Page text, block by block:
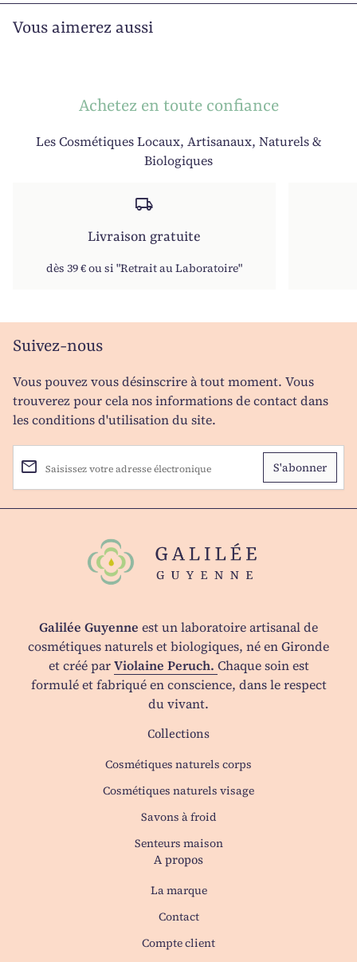
Vous aimerez aussi
Achetez en toute confiance
Les Cosmétiques Locaux, Artisanaux, Naturels &
Biologiques
local_shipping
Livraison gratuite
dès 39 € ou si "Retrait au Laboratoire"
Suivez-nous
Vous pouvez vous désinscrire à tout moment. Vous
trouverez pour cela nos informations de contact dans
les conditions d'utilisation du site.
Saisissez votre adresse électronique
email
Accueil
Galilée Guyenne est un laboratoire artisanal de
cosmétiques naturels et biologiques, né en Gironde
et créé parViolaine Peruch. Chaque soin est
formulé et fabriqué en conscience, dans le respect
du vivant.
Collections
Cosmétiques naturels corps
Cosmétiques naturels visage
Savons à froid
Senteurs maison
A propos
La marque
Contact
Compte client(le lien s'ouvre dans un